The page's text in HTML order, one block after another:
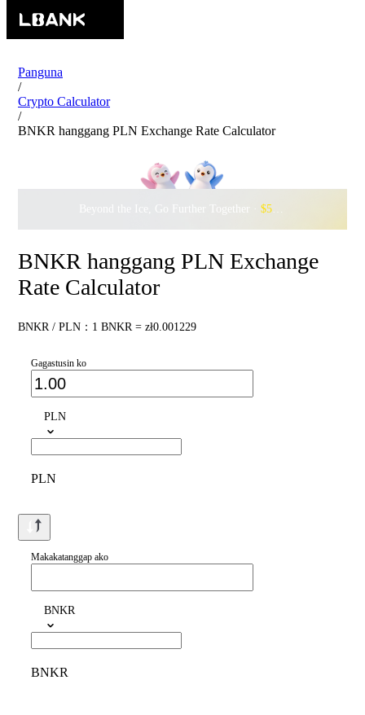
Panguna
/
Crypto Calculator
/
BNKR hanggang PLN Exchange Rate Calculator
Beyond the Ice, Go Further Together · $500,000
BNKR hanggang PLN Exchange
Rate Calculator
BNKR / PLN：1 BNKR = zł0.001229
Gagastusin ko
PLN
PLN
Makakatanggap ako
BNKR
BNKR